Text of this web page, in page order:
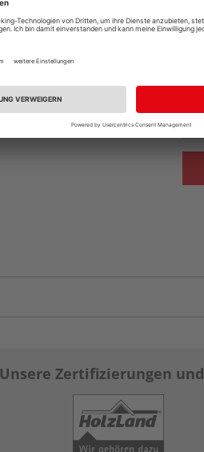
Unsere Zertifizierungen